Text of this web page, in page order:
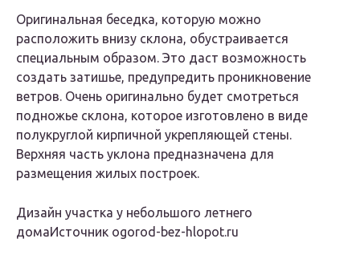
Оригинальная беседка, которую можно
расположить внизу склона, обустраивается
специальным образом. Это даст возможность
создать затишье, предупредить проникновение
ветров. Очень оригинально будет смотреться
подножье склона, которое изготовлено в виде
полукруглой кирпичной укрепляющей стены.
Верхняя часть уклона предназначена для
размещения жилых построек.
Дизайн участка у небольшого летнего
домаИсточник ogorod-bez-hlopot.ru